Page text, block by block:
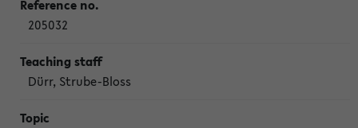
205032
Dürr, Strube-Bloss